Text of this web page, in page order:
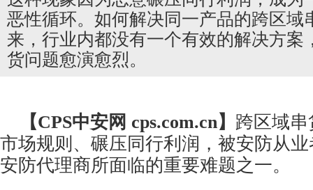
恶性循环。如何解决同一产品的跨区域
来，行业内都没有一个有效的解决方案
货问题愈演愈烈。
【CPS中安网 cps.com.cn】 跨区域
市场规则、碾压同行利润，被安防从
安防代理商所面临的重要难题之一。